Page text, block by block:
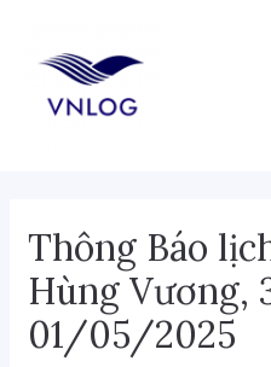
Thông Báo
Hùng Vương,
01/05/2025
hướng